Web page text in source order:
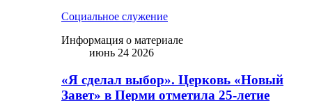
Социальное служение
Информация о материале
июнь 24 2026
«Я сделал выбор». Церковь «Новый
Завет» в Перми отметила 25-летие